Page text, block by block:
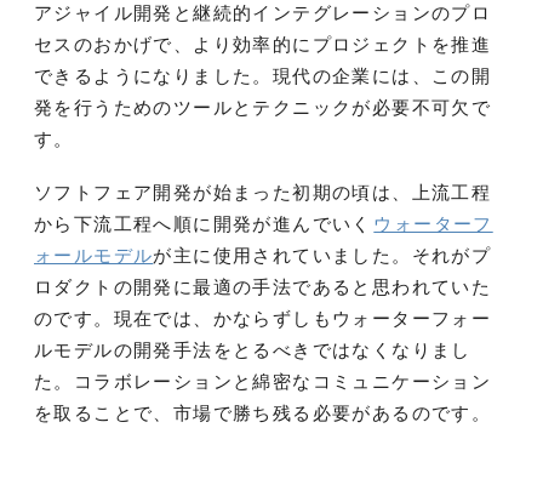
アジャイル開発と継続的インテグレーションのプロ
セスのおかげで、より効率的にプロジェクトを推進
できるようになりました。現代の企業には、この開
発を行うためのツールとテクニックが必要不可欠で
す。
ソフトフェア開発が始まった初期の頃は、上流工程
から下流工程へ順に開発が進んでいく ウォーターフ
ォールモデルが主に使用されていました。それがプ
ロダクトの開発に最適の手法であると思われていた
のです。現在では、かならずしもウォーターフォー
ルモデルの開発手法をとるべきではなくなりまし
た。コラボレーションと綿密なコミュニケーション
を取ることで、市場で勝ち残る必要があるのです。